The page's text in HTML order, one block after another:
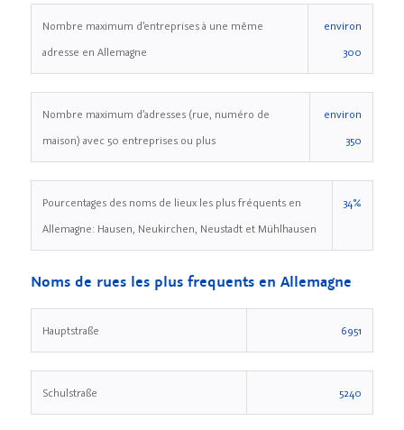
Nombre maximum d’entreprises à une même
adresse en Allemagne
environ
300
Nombre maximum d’adresses (rue, numéro de
maison) avec 50 entreprises ou plus
environ
350
Pourcentages des noms de lieux les plus fréquents en
Allemagne: Hausen, Neukirchen, Neustadt et Mühlhausen
34%
Noms de rues les plus frequents en Allemagne
Hauptstraße 6951
Schulstraße 5240